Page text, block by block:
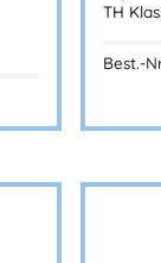
TH
Best.-